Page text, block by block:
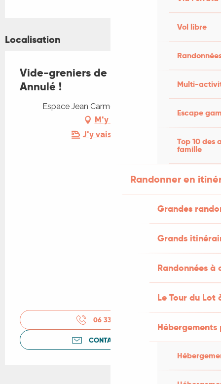
Vol libre
Multi-
Escape
Top 10 des
famille
Randonner en
Grandes
Grands
Randonnées
Le Tour du Lot
Localisation
Vide-greniers de l'APE du Vigan .
Annulé !
Espace Jean Carmet, 46300 Le Vigan
M'y rendre
J'y vais en train !
06 33 84 60
CONTACTEZ-NOUS